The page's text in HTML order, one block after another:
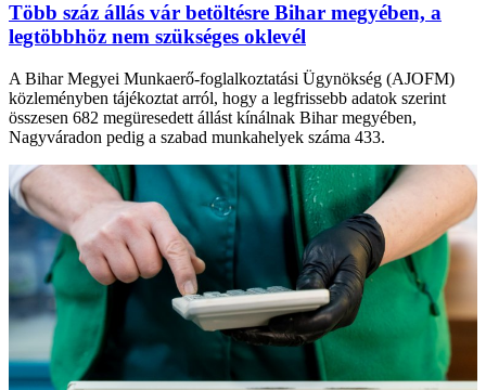
Több száz állás vár betöltésre Bihar megyében, a
legtöbbhöz nem szükséges oklevél
A Bihar Megyei Munkaerő-foglalkoztatási Ügynökség (AJOFM)
közleményben tájékoztat arról, hogy a legfrissebb adatok szerint
összesen 682 megüresedett állást kínálnak Bihar megyében,
Nagyváradon pedig a szabad munkahelyek száma 433.